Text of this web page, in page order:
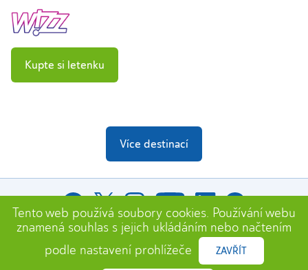
Tento web používá soubory cookies. Používání webu
znamená souhlas s jejich ukládáním nebo načtením
podle nastavení prohlížeče
ZAVŘÍT
Kupte si letenku
Více destinací
© Katowice Airport 2024